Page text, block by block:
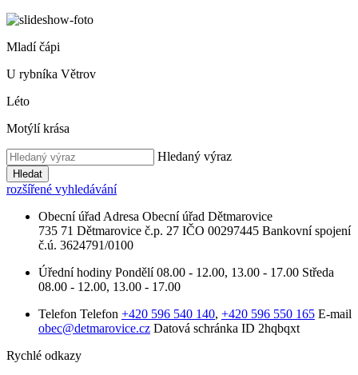
Mladí čápi
U rybníka Větrov
Léto
Motýlí krása
Hledaný výraz
Hledat
rozšířené vyhledávání
Obecní úřad Adresa Obecní úřad Dětmarovice
735 71 Dětmarovice č.p. 27 IČO 00297445 Bankovní spojení
č.ú. 3624791/0100
Úřední hodiny Pondělí 08.00 - 12.00, 13.00 - 17.00 Středa
08.00 - 12.00, 13.00 - 17.00
Telefon Telefon +420 596 540 140, +420 596 550 165 E-mail
obec@detmarovice.cz Datová schránka ID 2hqbqxt
Rychlé odkazy